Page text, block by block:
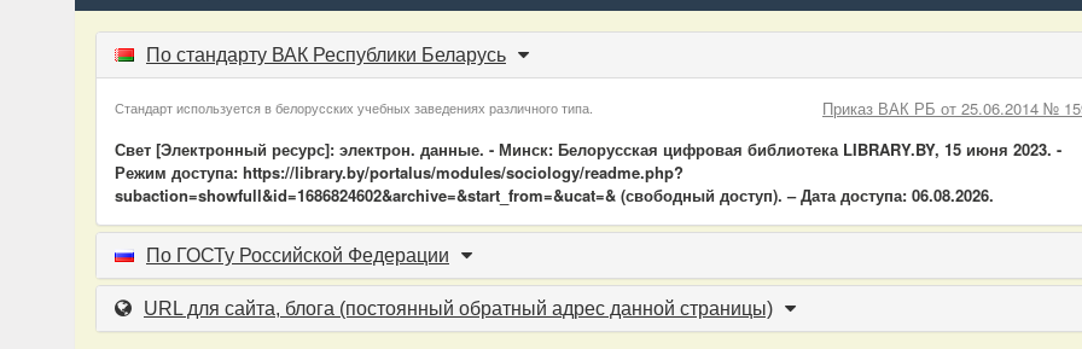
По стандарту ВАК Республики Беларусь
Приказ ВАК РБ от 25.06.2014 №
Стандарт используется в белорусских учебных заведениях различного типа.
Свет [Электронный ресурс]: электрон. данные. - Минск: Белорусская цифровая библиотека LIBRARY.BY, 15 июня 2023. -
Режим доступа: https://library.by/portalus/modules/sociology/readme.php?
subaction=showfull&id=1686824602&archive=&start_from=&ucat=& (свободный доступ). – Дата доступа: 06.08.2026.
По ГОСТу Российской Федерации
URL для сайта, блога (постоянный обратный адрес данной страницы)